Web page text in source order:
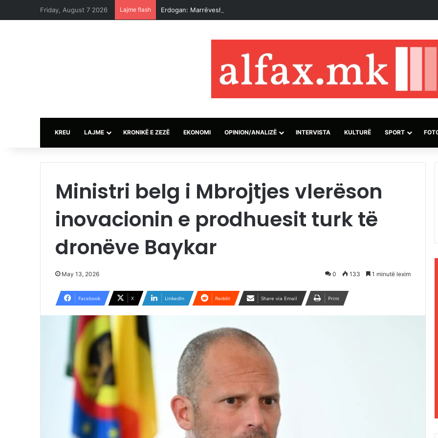
Friday, August 7 2026 Lajme flash Erdogan: Marrëveshja e Përbashkët e Mbrojtjes së Mekës nuk synon asnjë vend dhe
KREU LAJME KRONIKË E ZEZË EKONOMI OPINION/ANALIZË INTERVISTA KULTURË SPORT
Ministri belg i Mbrojtjes vlerëson
inovacionin e prodhuesit turk të
dronëve Baykar
May 13, 2026 0 133 1 minutë lexim
Facebook X LinkedIn Reddit Share via Email Print